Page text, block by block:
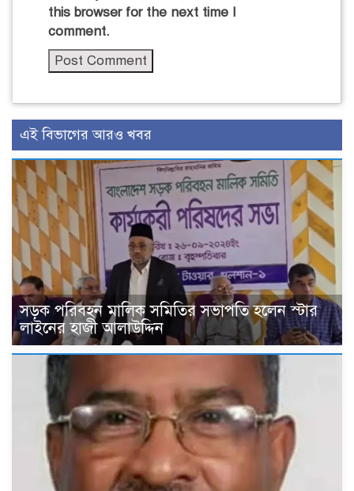
this browser for the next time I
comment.
এই বিভাগের আরও খবর
সড়ক পরিবহন মালিক সমিতির সভাপতি হলেন স্টার
লাইনের হাজী আলাউদ্দিন